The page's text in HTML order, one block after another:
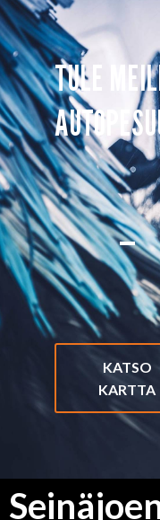
TULE
KATSO
KARTTA